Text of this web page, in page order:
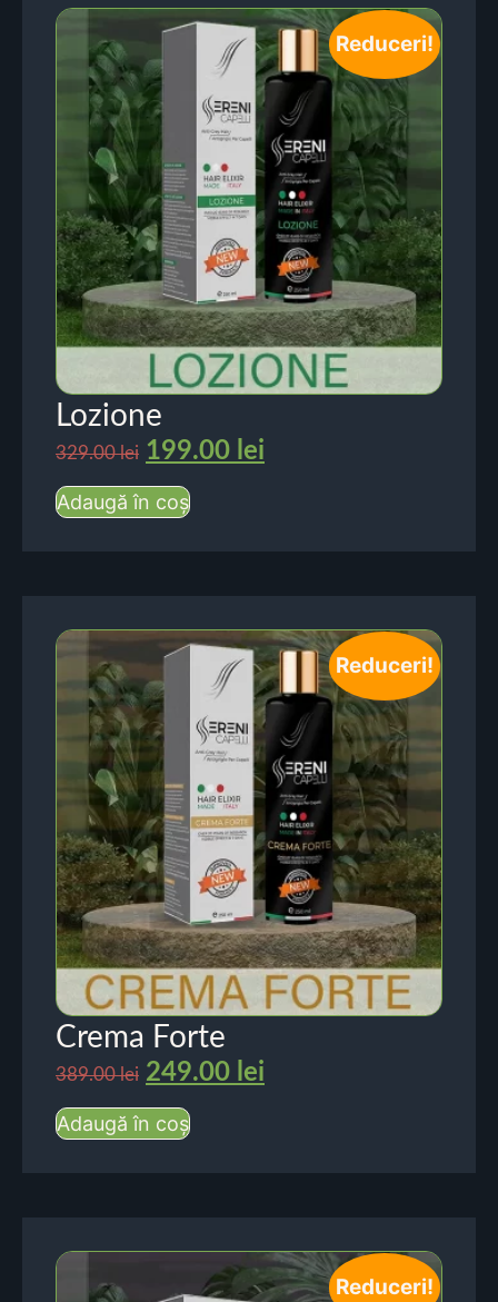
Reduceri!
Lozione
329.00lei 199.00 lei
Adaugă în coș
Reduceri!
Crema Forte
389.00lei 249.00 lei
Adaugă în coș
Reduceri!